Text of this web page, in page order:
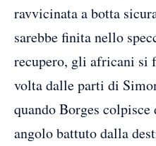
ravvicinata a botta
sarebbe finita nello
recupero, gli africani si
volta dalle parti di
quando Borges
angolo battuto dalla